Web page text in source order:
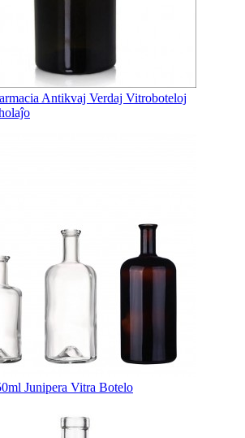
Antikvaj Verdaj Vitroboteloj
Junipera Vitra Botelo